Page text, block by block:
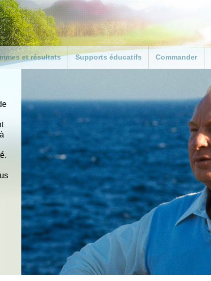
et résultats
d’activité
DE
POUR
de la police
en crise
locales
le bon exemple
dans le monde
Supports éducatifs
pour enseignants
Téléchargement du guide
Résultats dans les écoles
Commander
Personnalisez
Le chemin du
Commander des
Dons